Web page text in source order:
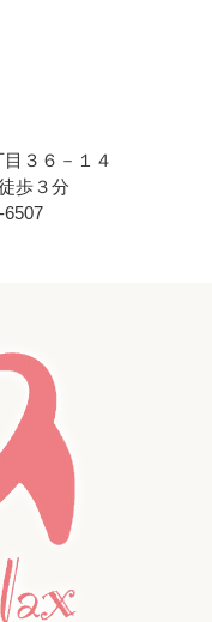
３６－１４
歩３分